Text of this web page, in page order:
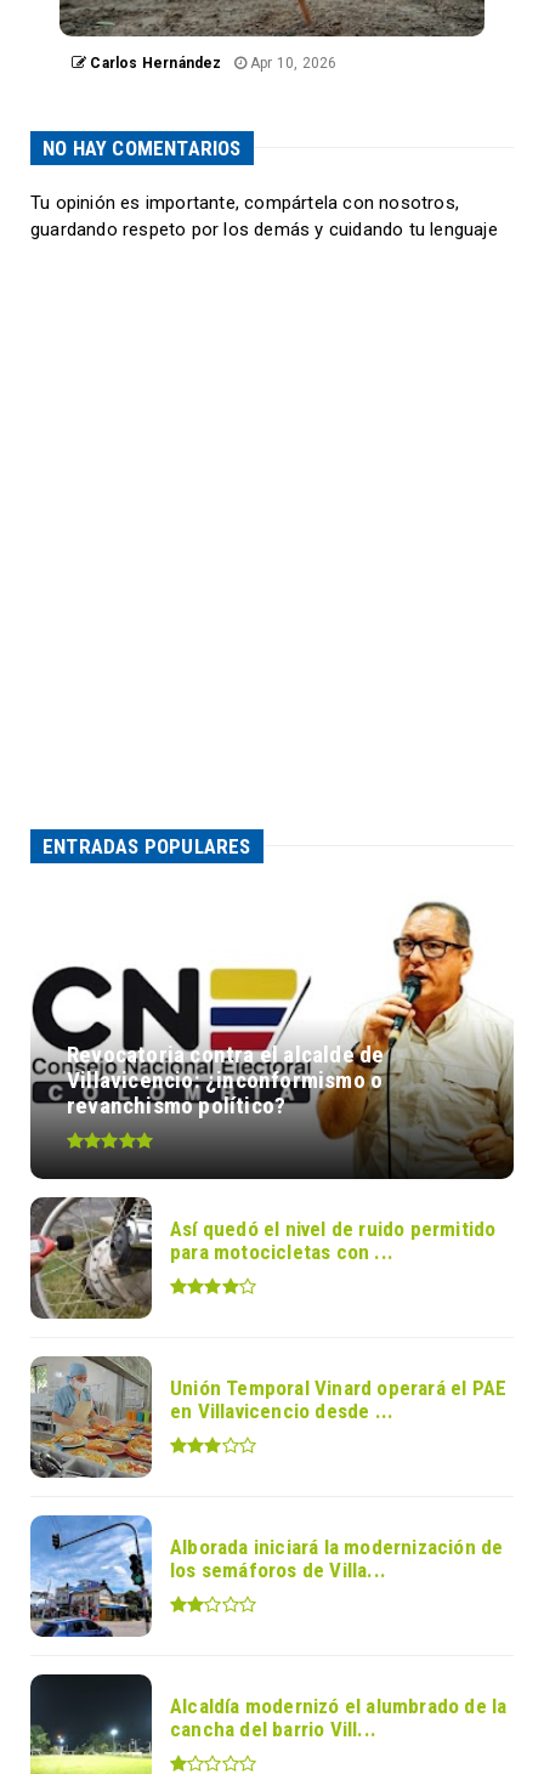
Carlos Hernández Apr 10, 2026
NO HAY COMENTARIOS
Tu opinión es importante, compártela con nosotros,
guardando respeto por los demás y cuidando tu lenguaje
ENTRADAS POPULARES
Revocatoria contra el alcalde de
Villavicencio: ¿inconformismo o
revanchismo político?
Así quedó el nivel de ruido permitido
para motocicletas con ...
Unión Temporal Vinard operará el PAE
en Villavicencio desde ...
Alborada iniciará la modernización de
los semáforos de Villa...
Alcaldía modernizó el alumbrado de la
cancha del barrio Vill...